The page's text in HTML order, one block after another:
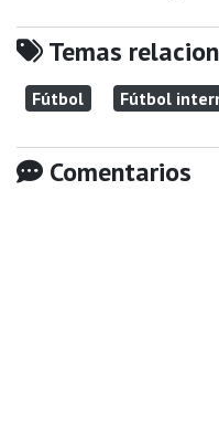
Temas
Fútbol Fútbol
Comentarios